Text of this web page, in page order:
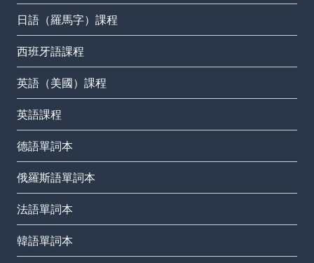
日語（羅馬字）課程
西班牙語課程
英語（美國）課程
英語課程
德語單詞本
俄羅斯語單詞本
法語單詞本
韓語單詞本